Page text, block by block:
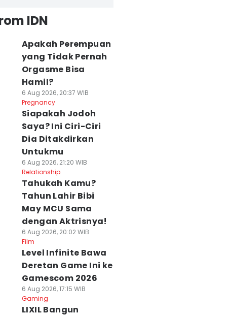
IDN
Apakah Perempuan
yang Tidak Pernah
Orgasme Bisa
Hamil?
6 Aug 2026, 20:37 WIB
Pregnancy
Siapakah Jodoh
Saya? Ini Ciri-Ciri
Dia Ditakdirkan
Untukmu
6 Aug 2026, 21:20 WIB
Relationship
Tahukah Kamu?
Tahun Lahir Bibi
May MCU Sama
dengan Aktrisnya!
6 Aug 2026, 20:02 WIB
Film
Level Infinite Bawa
Deretan Game Ini ke
Gamescom 2026
6 Aug 2026, 17:15 WIB
Gaming
LIXIL Bangun